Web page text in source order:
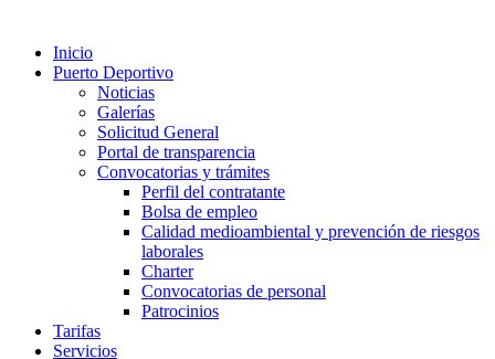
Inicio
Puerto Deportivo
Noticias
Galerías
Solicitud General
Portal de transparencia
Convocatorias y trámites
Perfil del contratante
Bolsa de empleo
Calidad medioambiental y prevención de riesgos
laborales
Charter
Convocatorias de personal
Patrocinios
Tarifas
Servicios